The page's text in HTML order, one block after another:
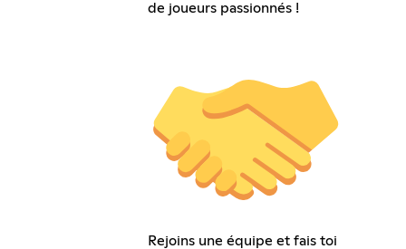
de joueurs passionnés !
Rejoins une équipe et fais toi